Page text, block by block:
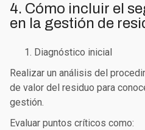
4. Cómo incluir el
en la gestión de
Diagnóstico inicial
Realizar un análisis del
de valor del residuo para
gestión.
Evaluar puntos críticos como: